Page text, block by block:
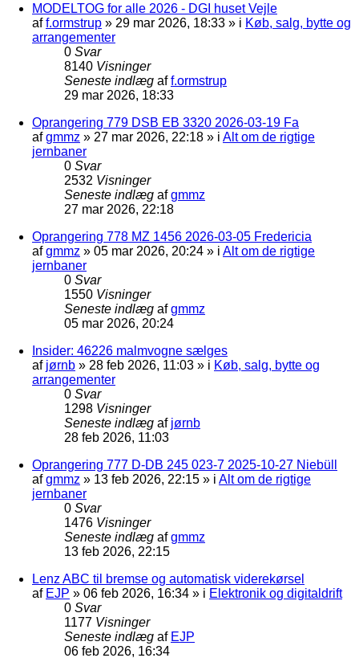
MODELTOG for alle 2026 - DGI huset Vejle
aff.ormstrup » 29 mar 2026, 18:33 » i Køb, salg, bytte og
arrangementer
0 Svar
8140 Visninger
Seneste indlæg aff.ormstrup
29 mar 2026, 18:33
Oprangering 779 DSB EB 3320 2026-03-19 Fa
afgmmz » 27 mar 2026, 22:18 » i Alt om de rigtige
jernbaner
0 Svar
2532 Visninger
Seneste indlæg afgmmz
27 mar 2026, 22:18
Oprangering 778 MZ 1456 2026-03-05 Fredericia
afgmmz » 05 mar 2026, 20:24 » i Alt om de rigtige
jernbaner
0 Svar
1550 Visninger
Seneste indlæg afgmmz
05 mar 2026, 20:24
Insider: 46226 malmvogne sælges
af jørnb » 28 feb 2026, 11:03 » i Køb, salg, bytte og
arrangementer
0 Svar
1298 Visninger
Seneste indlæg af jørnb
28 feb 2026, 11:03
Oprangering 777 D-DB 245 023-7 2025-10-27 Niebüll
afgmmz » 13 feb 2026, 22:15 » i Alt om de rigtige
jernbaner
0 Svar
1476 Visninger
Seneste indlæg afgmmz
13 feb 2026, 22:15
Lenz ABC til bremse og automatisk viderekørsel
af EJP » 06 feb 2026, 16:34 » i Elektronik og digitaldrift
0 Svar
1177 Visninger
Seneste indlæg af EJP
06 feb 2026, 16:34